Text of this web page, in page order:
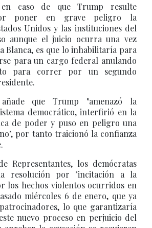
en caso de que Trump resulte
poner en grave peligro la
Unidos y las instituciones del
aunque el juicio ocurra una vez
Blanca, es que lo inhabilitaría para
para un cargo federal anulando
para correr por un segundo
que Trump "amenazó la
democrático, interfirió en la
de poder y puso en peligro una
por tanto traicionó la confianza
Representantes, los demócratas
resolución por "incitación a la
los hechos violentos ocurridos en
miércoles 6 de enero, que ya
lo que garantizaría
nuevo proceso en perjuicio del